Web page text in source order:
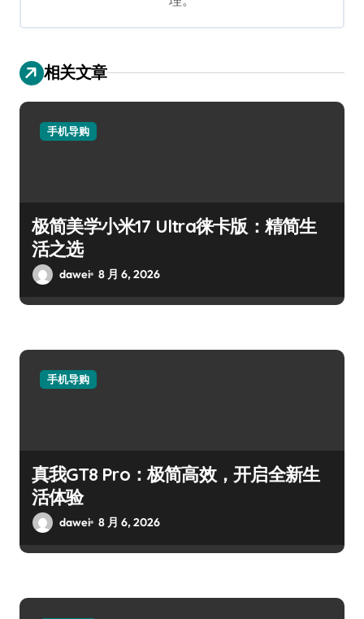
相关文章
手机导购
极简美学小米17 Ultra徕卡版：精简生
活之选
dawei 8 月 6, 2026
手机导购
真我GT8 Pro：极简高效，开启全新生
活体验
dawei 8 月 6, 2026